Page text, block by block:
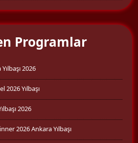
Programlar
2026
2026 Yılbaşı
2026
2026 Ankara Yılbaşı